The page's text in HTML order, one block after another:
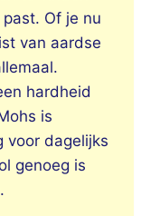
Of je nu
van aardse
hardheid
is
voor dagelijks
genoeg is